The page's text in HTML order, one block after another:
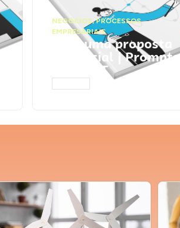
NEGÓCIOS,PROCESSOS
EMPRESARIAIS
Faça uma proposta
comercial | Prompts
ChatGPT